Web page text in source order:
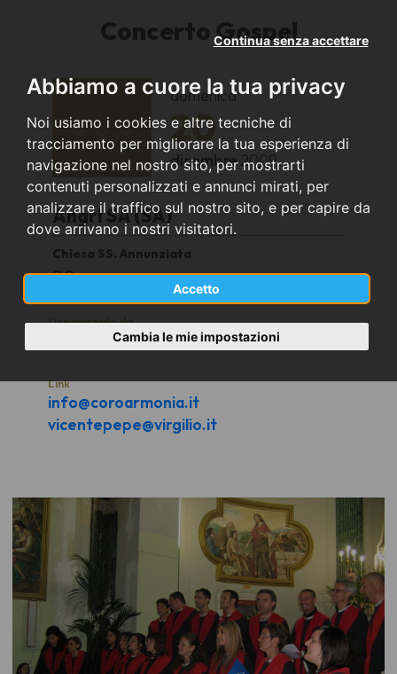
Abbiamo a cuore la tua privacy
Noi usiamo i cookies e altre tecniche di
tracciamento per migliorare la tua esperienza di
navigazione nel nostro sito, per mostrarti
contenuti personalizzati e annunci mirati, per
analizzare il traffico sul nostro sito, e per capire da
dove arrivano i nostri visitatori.
Accetto
Continua senza accettare
Cambia le mie impostazioni
Concerto Gospel
domenica
20
dicembre 2009
Angri SA (SA)
Chiesa SS. Annunziata
20
Organizzato da
Coro Armonia APS
Link
info@coroarmonia.it
vicentepepe@virgilio.it